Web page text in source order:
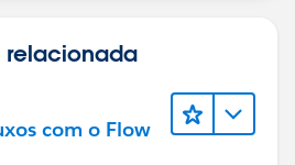
relacionada
com o Flow